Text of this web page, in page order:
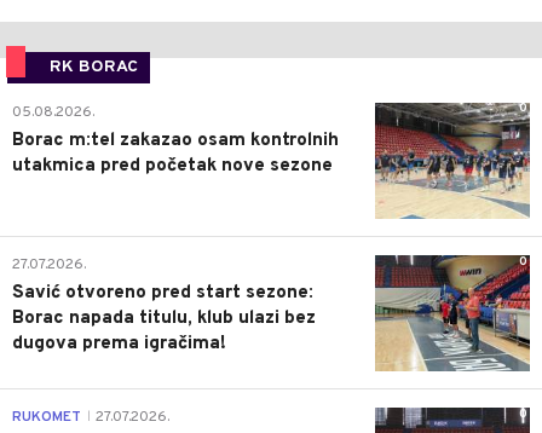
RK BORAC
0
05.08.2026.
Borac m:tel zakazao osam kontrolnih
utakmica pred početak nove sezone
0
27.07.2026.
Savić otvoreno pred start sezone:
Borac napada titulu, klub ulazi bez
dugova prema igračima!
0
RUKOMET 27.07.2026.